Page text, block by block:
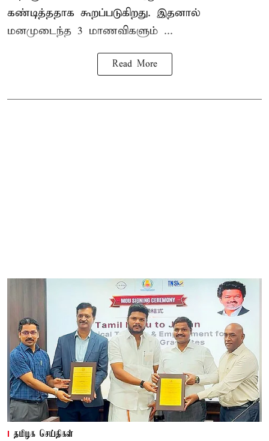
கண்டித்ததாக கூறப்படுகிறது. இதனால்
மனமுடைந்த 3 மாணவிகளும் ...
Read More
தமிழக செய்திகள்